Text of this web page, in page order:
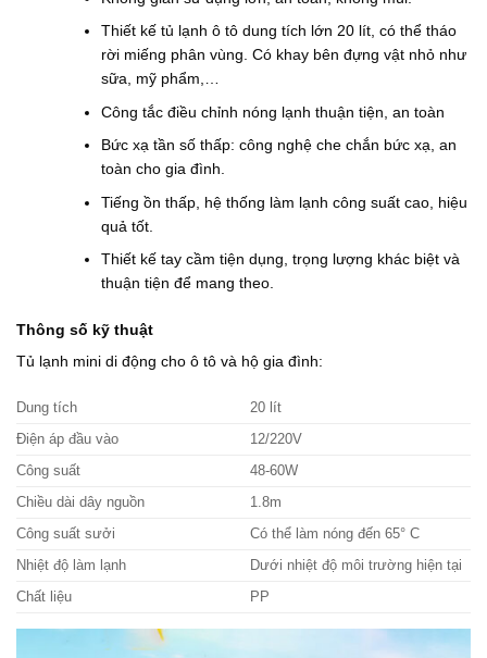
Thiết kế tủ lạnh ô tô dung tích lớn 20 lít, có thể tháo
rời miếng phân vùng. Có khay bên đựng vật nhỏ như
sữa, mỹ phẩm,…
Công tắc điều chỉnh nóng lạnh thuận tiện, an toàn
Bức xạ tần số thấp: công nghệ che chắn bức xạ, an
toàn cho gia đình.
Tiếng ồn thấp, hệ thống làm lạnh công suất cao, hiệu
quả tốt.
Thiết kế tay cầm tiện dụng, trọng lượng khác biệt và
thuận tiện để mang theo.
Thông số kỹ thuật
Tủ lạnh mini di động cho ô tô và hộ gia đình:
Dung tích 20 lít
Điện áp đầu vào 12/220V
Công suất 48-60W
Chiều dài dây nguồn 1.8m
Công suất sưởi Có thể làm nóng đến 65° C
Nhiệt độ làm lạnh Dưới nhiệt độ môi trường hiện tại
Chất liệu PP